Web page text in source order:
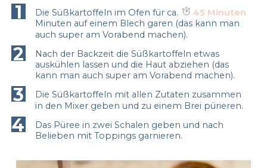
1 Die Süßkartoffeln im Ofen für ca.
45 Minuten
Minuten auf einem Blech garen (das kann man
auch super am Vorabend machen).
2
Nach der Backzeit die Süßkartoffeln etwas
auskühlen lassen und die Haut abziehen (das
kann man auch super am Vorabend machen).
3
Die Süßkartoffeln mit allen Zutaten zusammen
in den Mixer geben und zu einem Brei pürieren.
4
Das Püree in zwei Schalen geben und nach
Belieben mit Toppings garnieren.